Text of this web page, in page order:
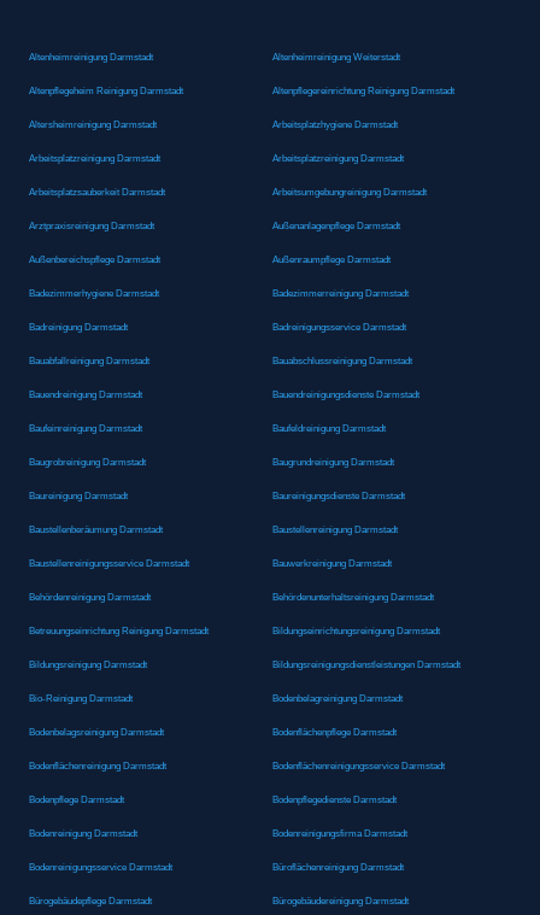
Altenheimreinigung Darmstadt Altenheimreinigung Weiterstadt
Altenpflegeheim Reinigung Darmstadt Altenpflegereinrichtung Reinigung Darmstadt
Altersheimreinigung Darmstadt Arbeitsplatzhygiene Darmstadt
Arbeitsplatzreinigung Darmstadt Arbeitsplatzreinigung Darmstadt
Arbeitsplatzsauberkeit Darmstadt Arbeitsumgebungreinigung Darmstadt
Arztpraxisreinigung Darmstadt Außenanlagenpflege Darmstadt
Außenbereichspflege Darmstadt Außenraumpflege Darmstadt
Badezimmerhygiene Darmstadt Badezimmerreinigung Darmstadt
Badreinigung Darmstadt Badreinigungsservice Darmstadt
Bauabfallreinigung Darmstadt Bauabschlussreinigung Darmstadt
Bauendreinigung Darmstadt Bauendreinigungsdienste Darmstadt
Baufeinreinigung Darmstadt Baufeldreinigung Darmstadt
Baugrobreinigung Darmstadt Baugrundreinigung Darmstadt
Baureinigung Darmstadt Baureinigungsdienste Darmstadt
Baustellenberäumung Darmstadt Baustellenreinigung Darmstadt
Baustellenreinigungsservice Darmstadt Bauwerkreinigung Darmstadt
Behördenreinigung Darmstadt Behördenunterhaltsreinigung Darmstadt
Betreuungseinrichtung Reinigung Darmstadt Bildungseinrichtungsreinigung Darmstadt
Bildungsreinigung Darmstadt Bildungsreinigungsdienstleistungen Darmstadt
Bio-Reinigung Darmstadt Bodenbelagreinigung Darmstadt
Bodenbelagsreinigung Darmstadt Bodenflächenpflege Darmstadt
Bodenflächenreinigung Darmstadt Bodenflächenreinigungsservice Darmstadt
Bodenpflege Darmstadt Bodenpflegedienste Darmstadt
Bodenreinigung Darmstadt Bodenreinigungsfirma Darmstadt
Bodenreinigungsservice Darmstadt Büroflächenreinigung Darmstadt
Bürogebäudepflege Darmstadt Bürogebäudereinigung Darmstadt